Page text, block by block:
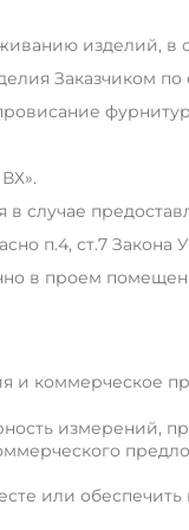
изделий, в
Заказчиком
случае
п.4, ст.7
в проем
и коммерческое
измерений,
или